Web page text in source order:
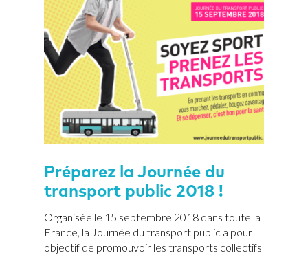
Préparez la Journée du
transport public 2018 !
Organisée le 15 septembre 2018 dans toute la
France, la Journée du transport public a pour
objectif de promouvoir les transports collectifs